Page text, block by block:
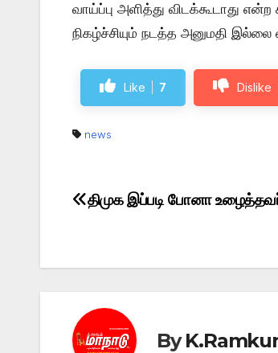
வாய்ப்பு அளித்து விடக்கூடாது
நிகழ்ச்சியும் நடத்த அனுமதி இல்லை
Like 7 Dislike
news
Post
திமுக இப்படி போனா
By